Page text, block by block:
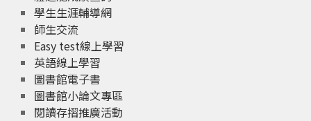
學生生涯輔導網
師生交流
Easy test線上學習
英語線上學習
圖書館電子書
圖書館小論文專區
閱讀存摺推廣活動